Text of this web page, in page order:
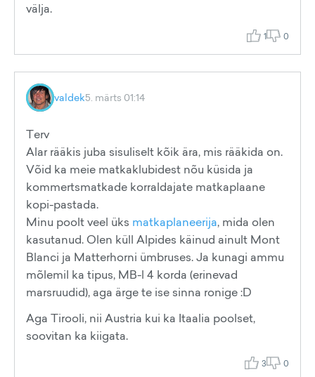
välja.
1 0
valdek5. märts 01:14
Terv
Alar rääkis juba sisuliselt kõik ära, mis rääkida on.
Võid ka meie matkaklubidest nõu küsida ja
kommertsmatkade korraldajate matkaplaane
kopi-pastada.
Minu poolt veel üks matkaplaneerija, mida olen
kasutanud. Olen küll Alpides käinud ainult Mont
Blanci ja Matterhorni ümbruses. Ja kunagi ammu
mõlemil ka tipus, MB-l 4 korda (erinevad
marsruudid), aga ärge te ise sinna ronige :D
Aga Tirooli, nii Austria kui ka Itaalia poolset,
soovitan ka kiigata.
3 0